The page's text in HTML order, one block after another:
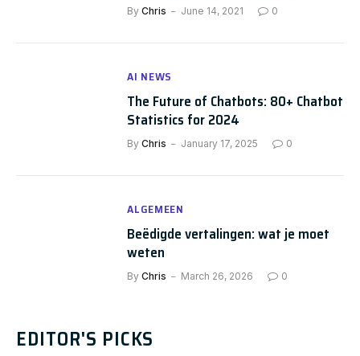
By Chris June 14, 2021 0
AI NEWS
The Future of Chatbots: 80+ Chatbot
Statistics for 2024
By Chris January 17, 2025 0
ALGEMEEN
Beëdigde vertalingen: wat je moet
weten
By Chris March 26, 2026 0
EDITOR'S PICKS